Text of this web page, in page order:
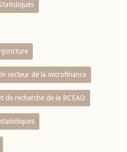
secteur de la microfinance
de recherche de la BCEAO